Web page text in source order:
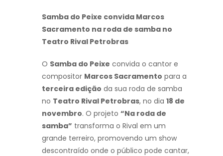
Samba do Peixe convida Marcos
Sacramento na roda de samba no
Teatro Rival Petrobras
O Samba do Peixe convida o cantor e
compositor Marcos Sacramento para a
terceira edição da sua roda de samba
no Teatro Rival Petrobras, no dia 18 de
novembro. O projeto “Na roda de
samba” transforma o Rival em um
grande terreiro, promovendo um show
descontraído onde o público pode cantar,